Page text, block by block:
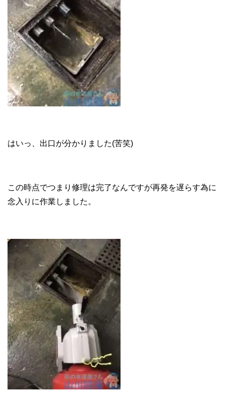
はいっ、出口が分かりました(苦笑)
この時点でつまり修理は完了なんですが再発を遅らす為に
念入りに作業しました。